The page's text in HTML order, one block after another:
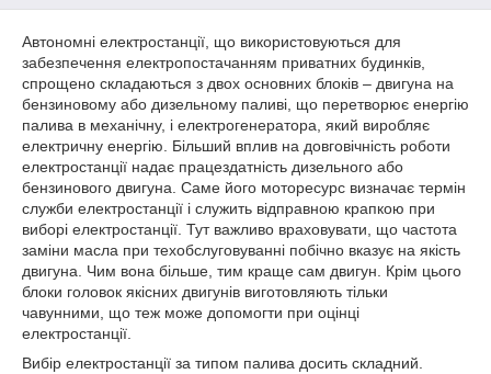
Автономні електростанції, що використовуються для
забезпечення електропостачанням приватних будинків,
спрощено складаються з двох основних блоків – двигуна на
бензиновому або дизельному паливі, що перетворює енергію
палива в механічну, і електрогенератора, який виробляє
електричну енергію. Більший вплив на довговічність роботи
електростанції надає працездатність дизельного або
бензинового двигуна. Саме його моторесурс визначає термін
служби електростанції і служить відправною крапкою при
виборі електростанції. Тут важливо враховувати, що частота
заміни масла при техобслуговуванні побічно вказує на якість
двигуна. Чим вона більше, тим краще сам двигун. Крім цього
блоки головок якісних двигунів виготовляють тільки
чавунними, що теж може допомогти при оцінці
електростанції.
Вибір електростанції за типом палива досить складний.